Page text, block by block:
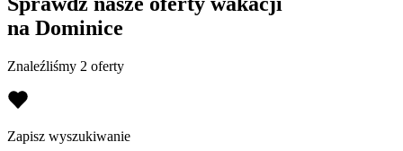
na Dominice
Znaleźliśmy 2 oferty
Zapisz wyszukiwanie